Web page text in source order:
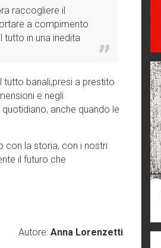
raccogliere il
a compimento
in una inedita
banali,presi a prestito
e negli
anche quando le
con la storia, con i nostri
il futuro che
Autore: Anna Lorenzetti